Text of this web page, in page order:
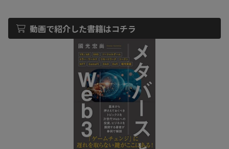
動画で紹介した書籍はコチラ